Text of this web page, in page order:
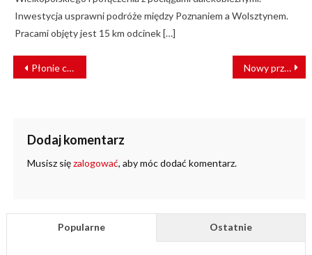
Inwestycja usprawni podróże między Poznaniem a Wolsztynem.
Pracami objęty jest 15 km odcinek […]
NAWIGACJA
WPISU
Płonie ciężarówka i pociąg. Wypadek na przejeździe kolejowym w Czechach Nowy przystanek kolejowy w Józefinie
Dodaj komentarz
Musisz sięzalogować, aby móc dodać komentarz.
Popularne Ostatnie